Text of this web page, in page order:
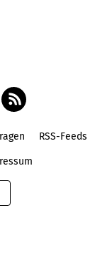
RSS-Feeds